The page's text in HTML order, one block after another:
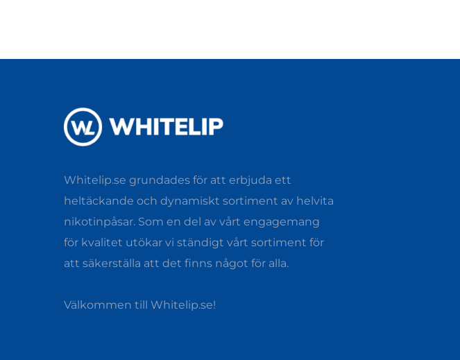
Whitelip.se grundades för att erbjuda ett
heltäckande och dynamiskt sortiment av helvita
nikotinpåsar. Som en del av vårt engagemang
för kvalitet utökar vi ständigt vårt sortiment för
att säkerställa att det finns något för alla.
Välkommen till Whitelip.se!